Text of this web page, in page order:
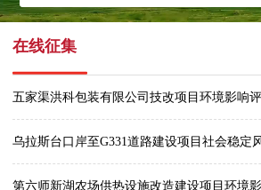
在线征集